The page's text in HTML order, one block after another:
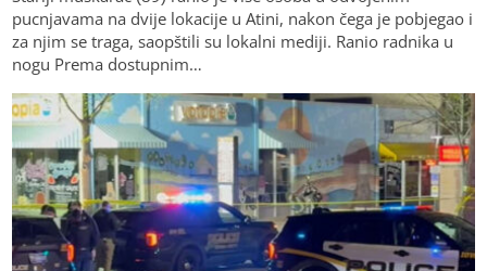
pucnjavama na dvije lokacije u Atini, nakon čega je pobjegao i
za njim se traga, saopštili su lokalni mediji. Ranio radnika u
nogu Prema dostupnim…